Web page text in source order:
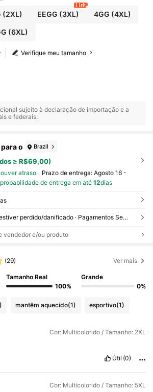
(2XL) EEGG (3XL)
1 left
4GG (4XL)
(6XL)
Verifique meu tamanho
sujeito à declaração de importação e a
e federais.
o Brazil
≥ R$69,00)
atraso Prazo de entrega: Agosto 16 -
de entrega em até 12dias
Reenviar se o item estiver perdido/danificado · Pagamentos Seguros · Proteção de privacidade
vendedor e/ou produto
(29) Ver mais
Tamanho Real
100%
Grande
0%
mantêm aquecido(1) esportivo(1)
Cor: Multicolorido / Tamanho: 2XL
Útil (0)
Cor: Multicolorido / Tamanho: 5XL